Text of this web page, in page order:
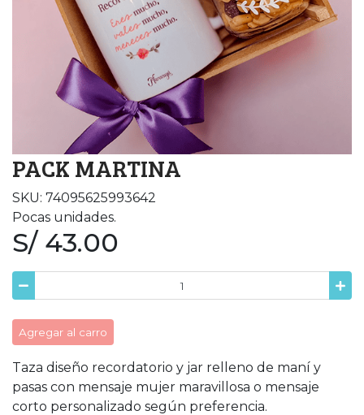
PACK MARTINA
SKU: 74095625993642
Pocas unidades.
S/ 43.00
Agregar al carro
Taza diseño recordatorio y jar relleno de maní y
pasas con mensaje mujer maravillosa o mensaje
corto personalizado según preferencia.